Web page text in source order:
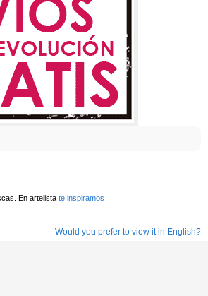
En artelista te inspiramos
Would you prefer to view it in English?